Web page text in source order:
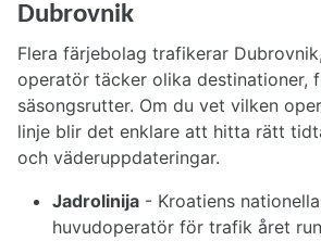
Dubrovnik
Flera färjebolag trafikerar
operatör täcker olika destinationer,
säsongsrutter. Om du vet vilken
linje blir det enklare att hitta rätt
och väderuppdateringar.
Jadrolinija - Kroatiens
huvudoperatör för trafik året